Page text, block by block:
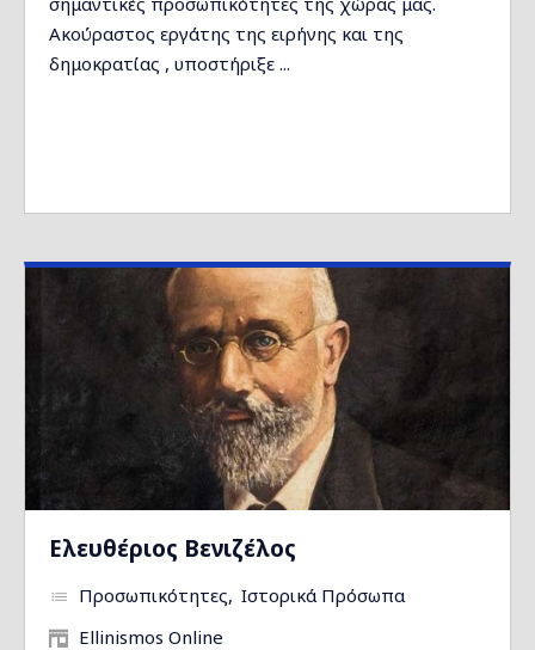
Ακούραστος εργάτης της ειρήνης και της
δημοκρατίας , υποστήριξε ...
Ελευθέριος Βενιζέλος
Προσωπικότητες Ιστορικά Πρόσωπα
Ellinismos Online